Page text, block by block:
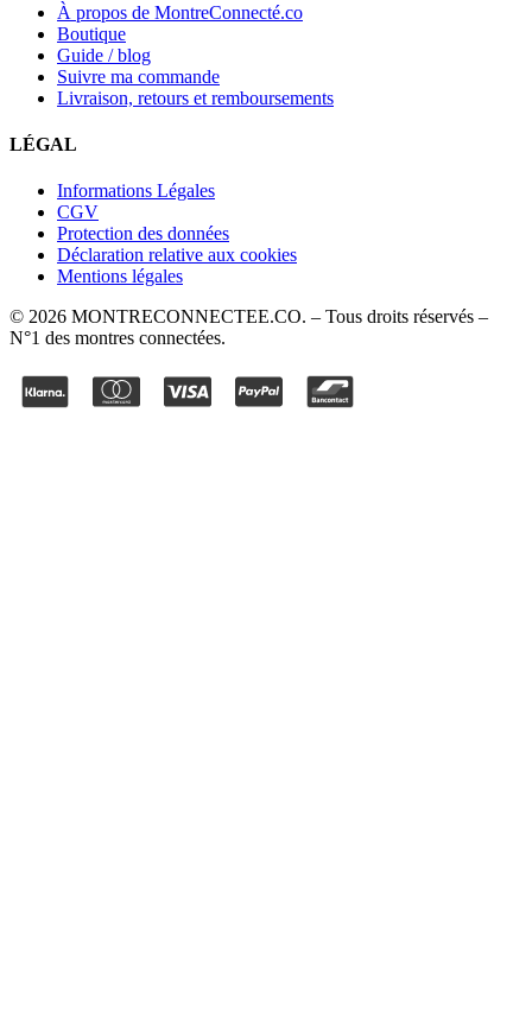
À propos de MontreConnecté.co
Boutique
Guide / blog
Suivre ma commande
Livraison, retours et remboursements
LÉGAL
Informations Légales
CGV
Protection des données
Déclaration relative aux cookies
Mentions légales
© 2026 MONTRECONNECTEE.CO. – Tous droits réservés –
N°1 des montres connectées.